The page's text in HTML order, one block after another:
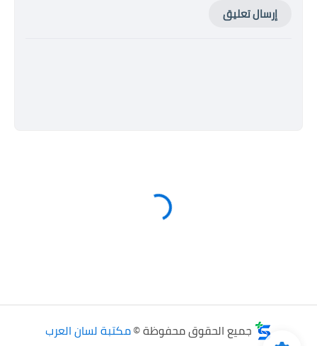
إرسال تعليق
جميع الحقوق محفوظة ©مكتبة لسان العرب